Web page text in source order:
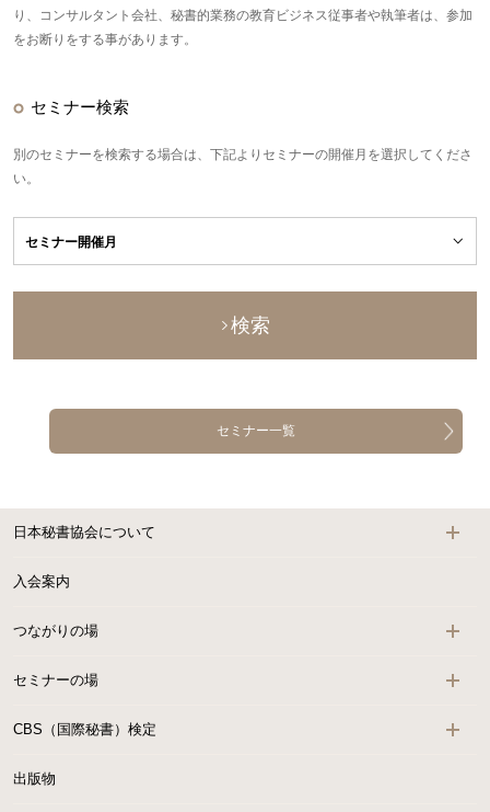
り、コンサルタント会社、秘書的業務の教育ビジネス従事者や執筆者は、参加
をお断りをする事があります。
セミナー検索
別のセミナーを検索する場合は、下記よりセミナーの開催月を選択してくださ
い。
検索
セミナー一覧
日本秘書協会について
入会案内
つながりの場
セミナーの場
CBS（国際秘書）検定
出版物